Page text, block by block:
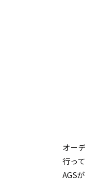
オー
行っ
AGS